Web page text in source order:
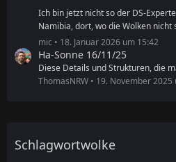
Ich bin jetzt nicht so der DS-
Namibia, dort, wo die Wolken nicht
mic
18. Januar 2026 um 15:42
Ha-Sonne 16/11/25
Diese Details und Strukturen, die
ThomasNRW
19. November 2025
Schlagwortwolke